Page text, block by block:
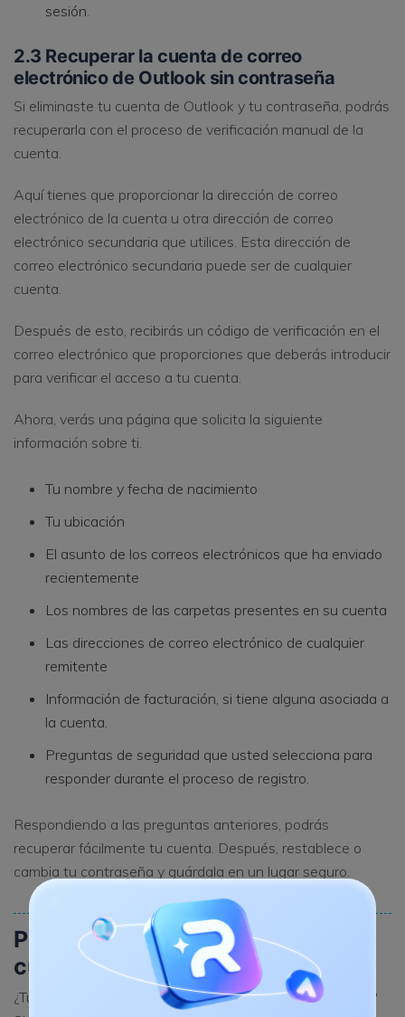
sesión.
2.3 Recuperar la cuenta de correo
electrónico de Outlook sin contraseña
Si eliminaste tu cuenta de Outlook y tu contraseña, podrás
recuperarla con el proceso de verificación manual de la
cuenta.
Aquí tienes que proporcionar la dirección de correo
electrónico de la cuenta u otra dirección de correo
electrónico secundaria que utilices. Esta dirección de
correo electrónico secundaria puede ser de cualquier
cuenta.
Después de esto, recibirás un código de verificación en el
correo electrónico que proporciones que deberás introducir
para verificar el acceso a tu cuenta.
Ahora, verás una página que solicita la siguiente
información sobre ti.
Tu nombre y fecha de nacimiento
Tu ubicación
El asunto de los correos electrónicos que ha enviado
recientemente
Los nombres de las carpetas presentes en su cuenta
Las direcciones de correo electrónico de cualquier
remitente
Información de facturación, si tiene alguna asociada a
la cuenta.
Preguntas de seguridad que usted selecciona para
responder durante el proceso de registro.
Respondiendo a las preguntas anteriores, podrás
recuperar fácilmente tu cuenta. Después, restablece o
cambia tu contraseña y guárdala en un lugar seguro.
Parte 3. ¿Cómo recuperar una
cuenta de Outlook eliminada?
¿Tu cuenta de Outlook se ha eliminado accidentalmente?